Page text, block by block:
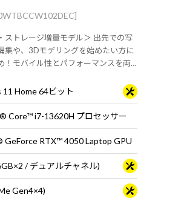
ストレージ増量モデル＞ 出先での写
集や、3Dモデリングを始めたい方に
！モバイル性とパフォーマンスを両
Home 64ビット
Core™ i7-13620H プロセッサー
RTX™ 4050 Laptop GPU
/ デュアルチャネル)
Gen4×4)